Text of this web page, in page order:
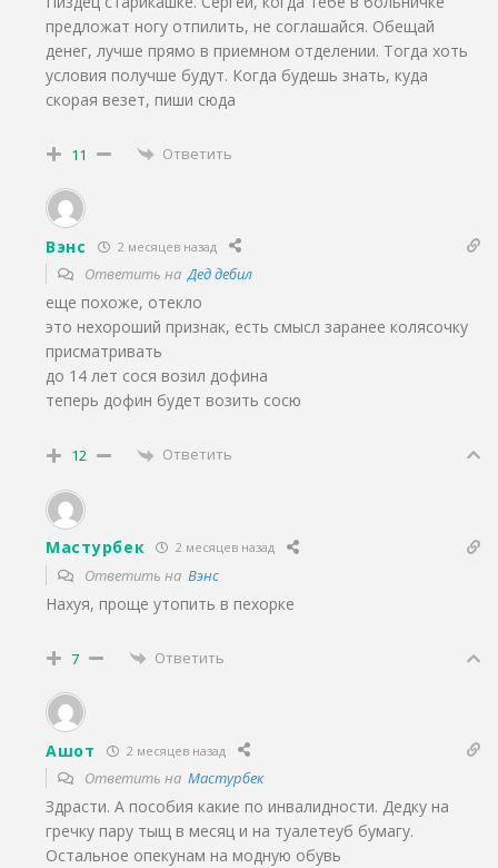
предложат ногу отпилить, не соглашайся. Обещай
денег, лучше прямо в приемном отделении. Тогда хоть
условия получше будут. Когда будешь знать, куда
скорая везет, пиши сюда
11 Ответить
Вэнс 2 месяцев назад
Ответить наДед дeбил
еще похоже, отекло
это нехороший признак, есть смысл заранее колясочку
присматривать
до 14 лет сося возил дофина
теперь дофин будет возить сосю
12 Ответить
Мастурбек 2 месяцев назад
Ответить на Вэнс
Нахуя, проще утопить в пехорке
7 Ответить
Ашот 2 месяцев назад
Ответить на Мастурбек
Здрасти. А пособия какие по инвалидности. Дедку на
гречку пару тыщ в месяц и на туалетеуб бумагу.
Остальное опекунам на модную обувь